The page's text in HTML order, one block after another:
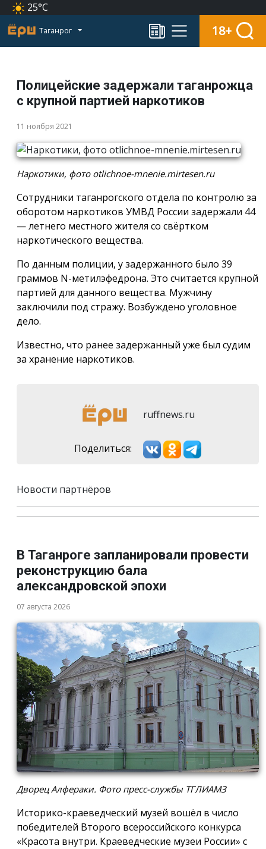
25°C
Таганрог 18+
Полицейские задержали таганрожца
с крупной партией наркотиков
11 ноября 2021
Наркотики, фото otlichnoe-mnenie.mirtesen.ru
Сотрудники таганрогского отдела по контролю за
оборотом наркотиков УМВД России задержали 44
— летнего местного жителя со свёртком
наркотического вещества.
По данным полиции, у задержанного было 39
граммов N-метилэфедрона. Это считается крупной
партией для данного вещества. Мужчину
заключили под стражу. Возбуждено уголовное
дело.
Известно, что ранее задержанный уже был судим
за хранение наркотиков.
ruffnews.ru
Поделиться:
Новости партнёров
В Таганроге запланировали провести
реконструкцию бала
александровской эпохи
07 августа 2026
Дворец Алфераки. Фото пресс-службы ТГЛИАМЗ
Историко-краеведческий музей вошёл в число
победителей Второго всероссийского конкурса
«Красота внутри. Краеведческие музеи России» с